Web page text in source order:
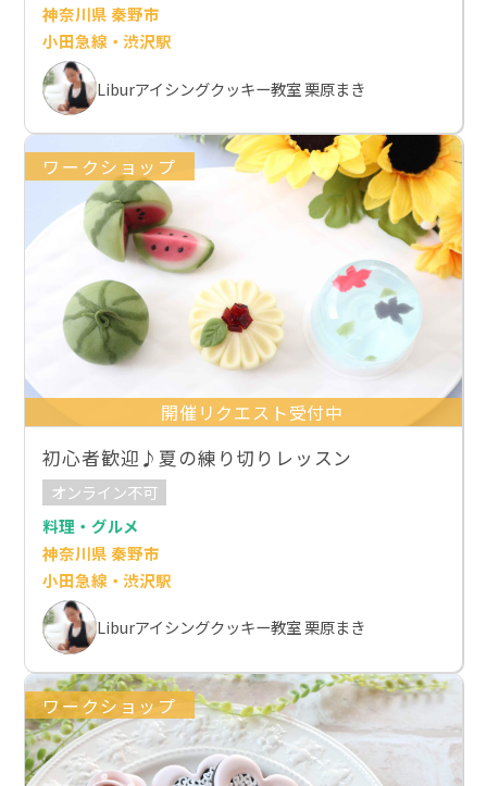
神奈川県 秦野市
小田急線・渋沢駅
Liburアイシングクッキー教室 栗原まき
ワークショップ
開催リクエスト受付中
初心者歓迎♪夏の練り切りレッスン
オンライン不可
料理・グルメ
神奈川県 秦野市
小田急線・渋沢駅
Liburアイシングクッキー教室 栗原まき
ワークショップ